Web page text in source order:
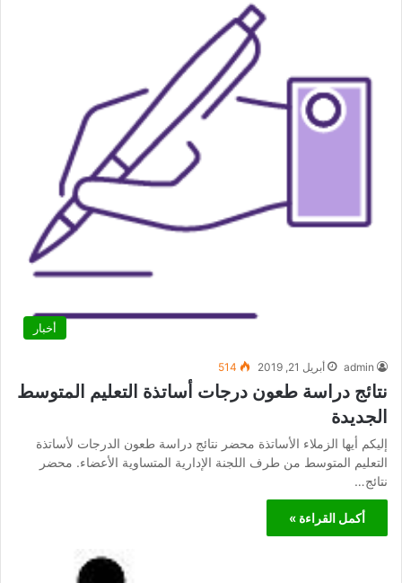
أخبار
admin أبريل 21, 2019 514
نتائج دراسة طعون درجات أساتذة التعليم المتوسط
الجديدة
إليكم أيها الزملاء الأساتذة محضر نتائج دراسة طعون الدرجات لأساتذة
التعليم المتوسط من طرف اللجنة الإدارية المتساوية الأعضاء. محضر
نتائج…
أكمل القراءة »